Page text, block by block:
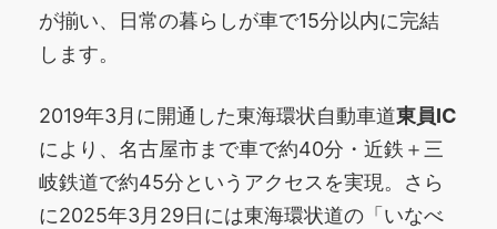
が揃い、日常の暮らしが車で15分以内に完結
します。
2019年3月に開通した東海環状自動車道東員IC
により、名古屋市まで車で約40分・近鉄＋三
岐鉄道で約45分というアクセスを実現。さら
に2025年3月29日には東海環状道の「いなべ